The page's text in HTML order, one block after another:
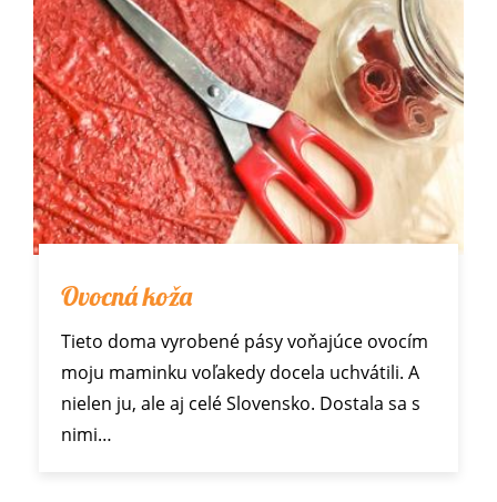
Ovocná koža
Tieto doma vyrobené pásy voňajúce ovocím
moju maminku voľakedy docela uchvátili. A
nielen ju, ale aj celé Slovensko. Dostala sa s
nimi…